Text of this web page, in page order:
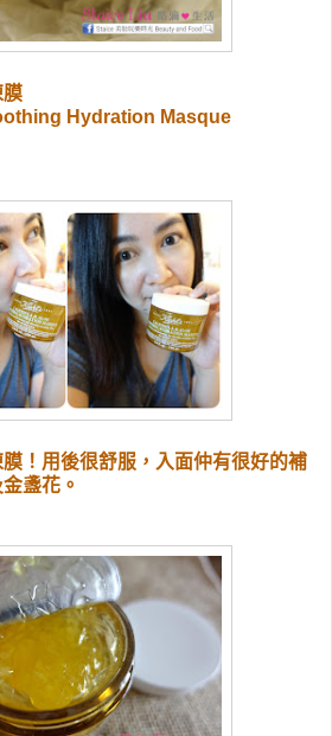
膜
Hydration Masque
！用後很舒服，入面仲有很好的補
盞花。